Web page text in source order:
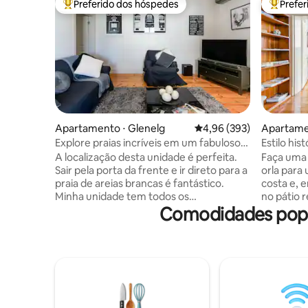
Entre os melhores preferidos dos hóspedes
Preferido dos hóspedes
Apartamento ⋅ Glenelg 4,96 de uma avaliação
4,96 (393)
Explore praias incríveis em um fabuloso
apartamento em Glenelg
A localização desta unidade é perfeita.
Sair pela porta da frente e ir direto para a
praia de areias brancas é fantástico.
Minha unidade tem todos os
equipamentos modernos necessários
para uma estadia agradável e
organizadas, por isso, entre em contato
comigo, pois tenho móveis adequados
Entre
h
Estilo
retiro
Faça
orla para
costa e,
no pátio
polidas
mantêm
mantêm
O
Comodidades